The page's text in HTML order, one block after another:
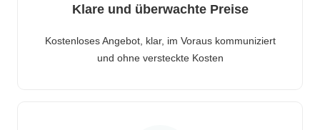
Klare und überwachte Preise
Kostenloses Angebot, klar, im Voraus kommuniziert
und ohne versteckte Kosten